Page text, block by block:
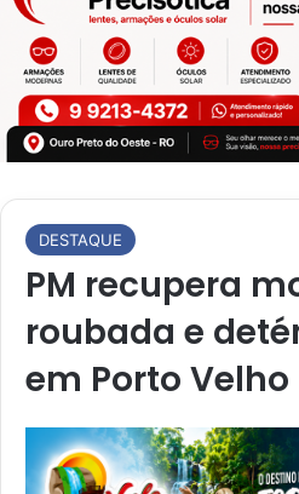
DESTAQUE
PM recupera
roubada e
em Porto Velho